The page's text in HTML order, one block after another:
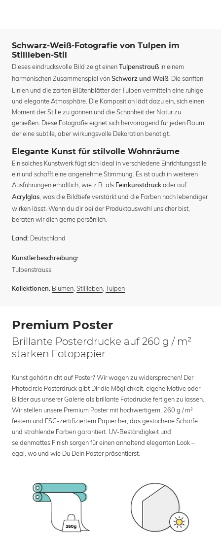
Schwarz-Weiß-Fotografie von Tulpen im
Stillleben-Stil
Dieses eindrucksvolle Bild zeigt einen Tulpenstrauß in einem
harmonischen Zusammenspiel von Schwarz und Weiß . Die sanften
Linien und die zarten Blütenblätter der Tulpen vermitteln eine ruhige
und elegante Atmosphäre. Die Komposition lädt dazu ein, sich einen
Moment der Stille zu gönnen und die Schönheit der Natur zu
genießen. Diese Fotografie eignet sich hervorragend für jeden Raum,
der eine subtile, aber wirkungsvolle Dekoration benötigt.
Elegante Kunst für stilvolle Wohnräume
Ein solches Kunstwerk fügt sich ideal in verschiedene Einrichtungsstile
ein und schafft eine angenehme Stimmung. Es ist auch in weiteren
Ausführungen erhältlich, wie z.B. als Feinkunstdruck oder auf
Acrylglas , was die Bildtiefe verstärkt und die Farben noch lebendiger
wirken lässt. Wenn du dir bei der Produktauswahl unsicher bist,
beraten wir dich gerne persönlich.
Land: Deutschland
Künstlerbeschreibung:
Tulpenstrauss
Kollektionen: Blumen Stillleben Tulpen
Premium Poster
Brillante Posterdrucke auf 260 g / m²
starken Fotopapier
Kunst gehört nicht auf Poster? Wir wagen zu widersprechen! Der
Photocircle Posterdruck gibt Dir die Möglichkeit, eigene Motive oder
Bilder aus unserer Galerie als brillante Fotodrucke fertigen zu lassen.
Wir stellen unsere Premium Poster mit hochwertigem, 260 g / m²
festem und FSC-zertifiziertem Papier her, das gestochene Schärfe
und strahlende Farben garantiert. UV-Beständigkeit und
seidenmattes Finish sorgen für einen anhaltend eleganten Look –
egal, wo und wie Du Dein Poster präsentierst.